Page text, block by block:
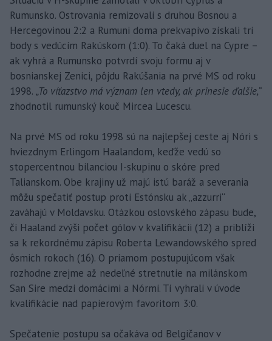
Rumunsko. Ostrovania remizovali s druhou Bosnou a
Hercegovinou 2:2 a Rumuni doma prekvapivo získali tri
body s vedúcim Rakúskom (1:0). To čaká duel na Cypre –
ak vyhrá a Rumunsko potvrdí svoju formu aj v
bosnianskej Zenici, pôjdu Rakúšania na prvé MS od roku
1998. „To víťazstvo má význam len vtedy, ak prinesie ďalšie,“
zhodnotil rumunský kouč Mircea Lucescu.
Na prvé MS od roku 1998 sú na najlepšej ceste aj Nóri s
hviezdnym Erlingom Haalandom, keďže vedú so
stopercentnou bilanciou I-skupinu o skóre pred
Talianskom. Obe krajiny už majú istú baráž a severania
môžu spečatiť postup proti Estónsku ak „azzurri“
zaváhajú v Moldavsku. Otázkou oslovského zápasu bude,
či Haaland zvýši počet gólov v kvalifikácii (12) a priblíži
sa k rekordnému zápisu Roberta Lewandowského spred
ôsmich rokoch (16). O priamom postupujúcom však
rozhodne zrejme až nedeľné stretnutie na milánskom
San Sire medzi domácimi a Nórmi. Tí vyhrali v úvode
kvalifikácie nad papierovým favoritom 3:0.
Spečatenie postupu sa očakáva od Belgičanov v